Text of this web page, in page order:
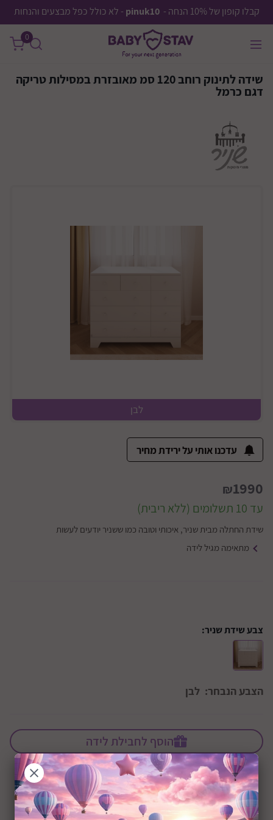
קבלו קופון של 10% הנחה - pinuk10 - לא כולל כפל מבצעים והנחות
0
שידה לתינוק רוחב 120 סמ מאובזרת במסילות טריקה
דגם כרמל
לבן
עדכנו אותי על ירידת מחיר
₪1990
עד 10 תשלומים (ללא ריבית)
שידת החתלה מבית שניר, איכותי וטובה כמו ששניר יודעים לעשות
מתאימה מגיל לידה
צבע שידת שניר:
הצבע הנבחר: לבן
הוסף לחבילת לידה
+0M שיתוף: